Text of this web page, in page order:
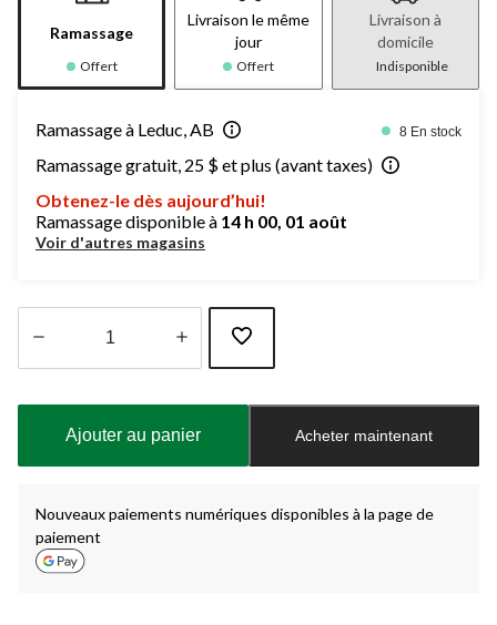
Ramassage
Offert
Livraison le même
jour
Offert
Livraison à
domicile
Indisponible
Ramassage à Leduc, AB 8 En stock
Ramassage gratuit, 25 $ et plus (avant taxes)
Obtenez-le dès aujourd’hui!
Ramassage disponible à 14 h 00, 01 août
Voir d'autres magasins
à
Ajouter au panier Acheter maintenant
Nouveaux paiements numériques disponibles à la page de
paiement